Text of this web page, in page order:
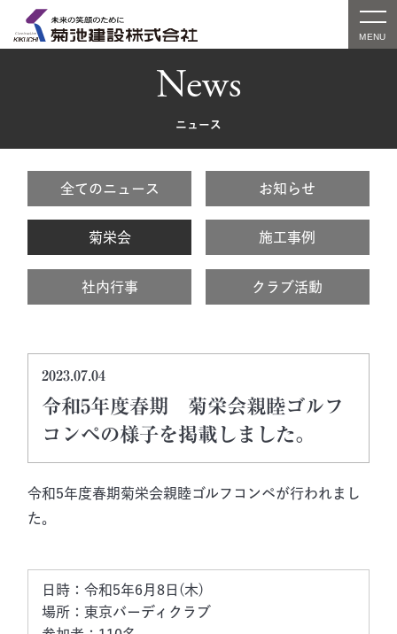
News
ニュース
全てのニュース お知らせ
菊栄会 施工事例
社内行事 クラブ活動
2023.07.04
令和5年度春期 菊栄会親睦ゴルフ
コンペの様子を掲載しました。
令和5年度春期菊栄会親睦ゴルフコンペが行われまし
た。
日時：令和5年6月8日(木)
場所：東京バーディクラブ